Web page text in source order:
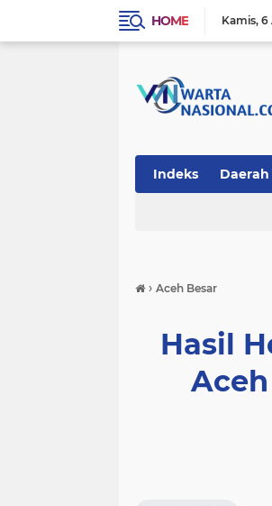
HOME Kamis 6
Indeks Daerah
› Aceh Besar
Hasil